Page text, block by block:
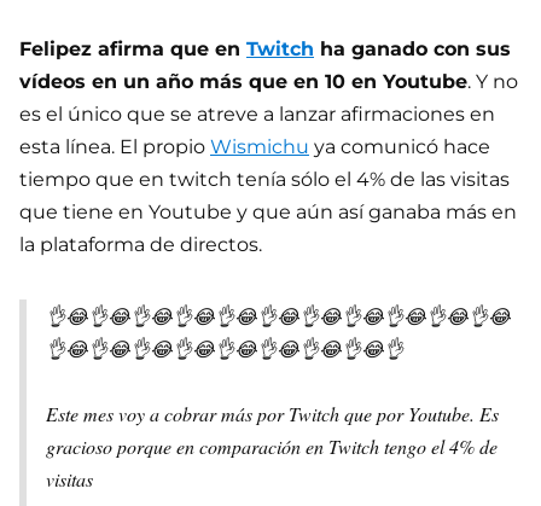
Felipez afirma que en Twitch ha ganado con sus
vídeos en un año más que en 10 en Youtube. Y no
es el único que se atreve a lanzar afirmaciones en
esta línea. El propio Wismichu ya comunicó hace
tiempo que en twitch tenía sólo el 4% de las visitas
que tiene en Youtube y que aún así ganaba más en
la plataforma de directos.
👌😂👌😂👌😂👌😂👌😂👌😂👌😂👌😂👌😂👌😂👌😂
👌😂👌😂👌😂👌😂👌😂👌😂👌😂👌😂👌
Este mes voy a cobrar más por Twitch que por Youtube. Es
gracioso porque en comparación en Twitch tengo el 4% de
visitas